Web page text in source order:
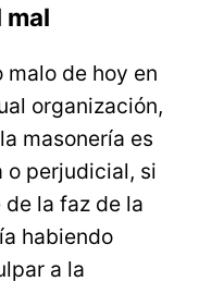
mal
malo de hoy en
organización,
masonería es
o perjudicial, si
la faz de la
habiendo
a la